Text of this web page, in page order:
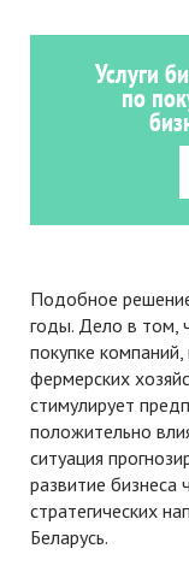
Услуги
по
Подобное
годы. Дело в том,
покупке
фермерских
стимулирует
положительно
ситуация
развитие
стратегических
Беларусь.